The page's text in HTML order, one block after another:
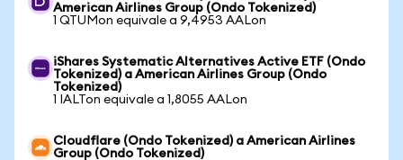
American Airlines Group (Ondo Tokenized)
1 QTUMon equivale a 9,4953 AALon
iShares Systematic Alternatives Active ETF (Ondo
Tokenized) a American Airlines Group (Ondo
Tokenized)
1 IALTon equivale a 1,8055 AALon
Cloudflare (Ondo Tokenized) a American Airlines
Group (Ondo Tokenized)